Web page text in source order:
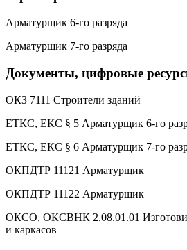
Арматурщик 6-го разряда
Арматурщик 7-го разряда
Документы, цифровые
ОКЗ 7111 Строители зданий
ЕТКС, ЕКС § 5 Арматурщик 6-го
ЕТКС, ЕКС § 6 Арматурщик 7-го
ОКПДТР 11121 Арматурщик
ОКПДТР 11122 Арматурщик
ОКСО, ОКСВНК 2.08.01.01
и каркасов